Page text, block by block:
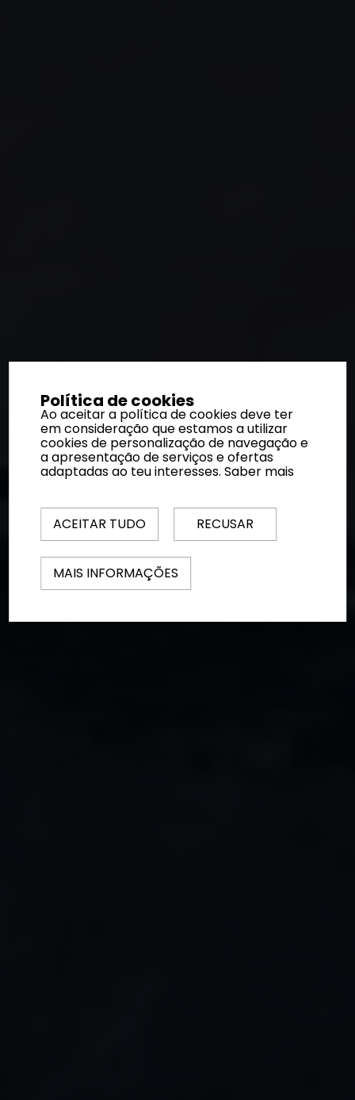
Política de cookies
Ao aceitar a política de cookies deve ter
em consideração que estamos a utilizar
cookies de personalização de navegação e
a apresentação de serviços e ofertas
adaptadas ao teu interesses.Saber mais
ACEITAR TUDO RECUSAR
MAIS INFORMAÇÕES